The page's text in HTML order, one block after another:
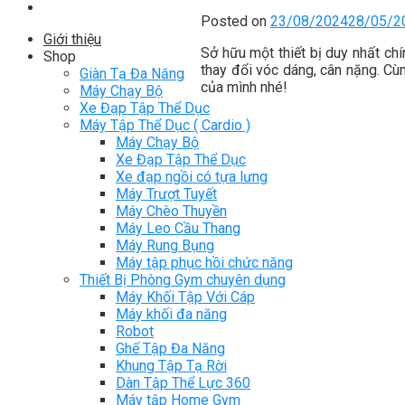
Giới thiệu
Shop
Giàn Tạ Đa Năng
Máy Chạy Bộ
Xe Đạp Tập Thể Dục
Máy Tập Thể Dục ( Cardio )
Máy Chạy Bộ
Xe Đạp Tập Thể Dục
Xe đạp ngồi có tựa lưng
Máy Trượt Tuyết
Máy Chèo Thuyền
Máy Leo Cầu Thang
Máy Rung Bụng
Máy tập phục hồi chức năng
Thiết Bị Phòng Gym chuyên dụng
Máy Khối Tập Với Cáp
Máy khối đa năng
Robot
Ghế Tập Đa Năng
Khung Tập Tạ Rời
Dàn Tập Thể Lực 360
Máy tập Home Gym
Posted on 23/08/202428/05/
Sở hữu một thiết bị duy nhất
thay đổi vóc dáng, cân nặng.
của mình nhé!